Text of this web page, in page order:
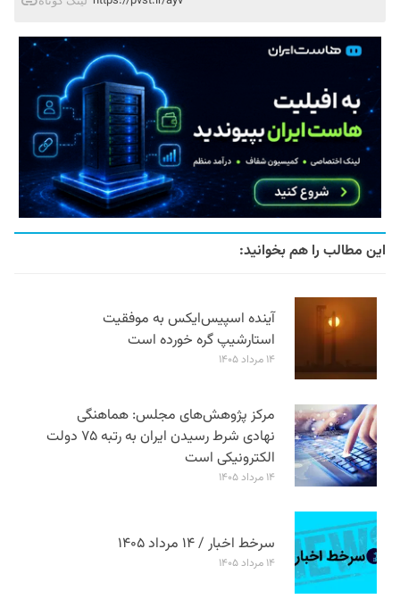
این مطالب را هم بخوانید:
آینده اسپیس‌ایکس به موفقیت
استارشیپ گره خورده است
۱۴ مرداد ۱۴۰۵
مرکز پژوهش‌های مجلس: هماهنگی
نهادی شرط رسیدن ایران به رتبه ۷۵ دولت
الکترونیکی است
۱۴ مرداد ۱۴۰۵
سرخط اخبار / ۱۴ مرداد ۱۴۰۵
۱۴ مرداد ۱۴۰۵